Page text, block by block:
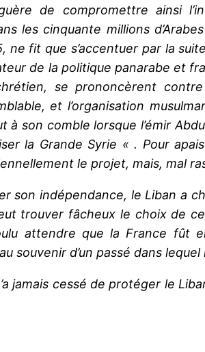
de compromettre ainsi
les cinquante millions
ne fit que s’accentuer par la
de la politique panarabe et
se prononcèrent
et l’organisation
à son comble lorsque l’émir
la Grande Syrie « . Pour
le projet, mais, mal
son indépendance, le Liban a
trouver fâcheux le choix de
attendre que la France fût
souvenir d’un passé dans
jamais cessé de protéger le